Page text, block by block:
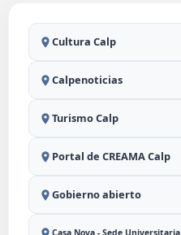
Cultura Calp
Calpenoticias
Turismo Calp
Portal de CREAMA Calp
Gobierno abierto
Casa Nova - Sede Universitaria